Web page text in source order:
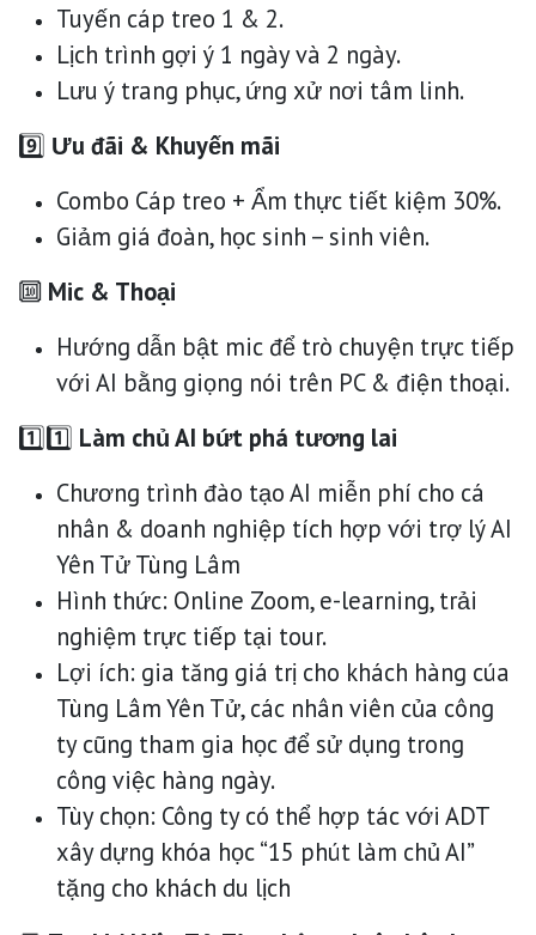
Tuyến cáp treo 1 & 2.
Lịch trình gợi ý 1 ngày và 2 ngày.
Lưu ý trang phục, ứng xử nơi tâm linh.
9️⃣ Ưu đãi & Khuyến mãi
Combo Cáp treo + Ẩm thực tiết kiệm 30%.
Giảm giá đoàn, học sinh – sinh viên.
🔟 Mic & Thoại
Hướng dẫn bật mic để trò chuyện trực tiếp
với AI bằng giọng nói trên PC & điện thoại.
1️⃣1️⃣ Làm chủ AI bứt phá tương lai
Chương trình đào tạo AI miễn phí cho cá
nhân & doanh nghiệp tích hợp với trợ lý AI
Yên Tử Tùng Lâm
Hình thức: Online Zoom, e-learning, trải
nghiệm trực tiếp tại tour.
Lợi ích: gia tăng giá trị cho khách hàng cúa
Tùng Lâm Yên Tử, các nhân viên của công
ty cũng tham gia học để sử dụng trong
công việc hàng ngày.
Tùy chọn: Công ty có thể hợp tác với ADT
xây dựng khóa học “15 phút làm chủ AI”
tặng cho khách du lịch